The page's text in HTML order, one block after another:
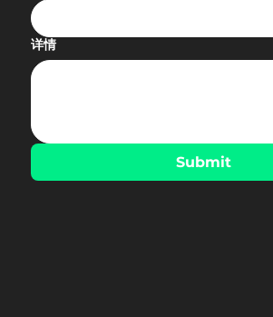
详情
Submit